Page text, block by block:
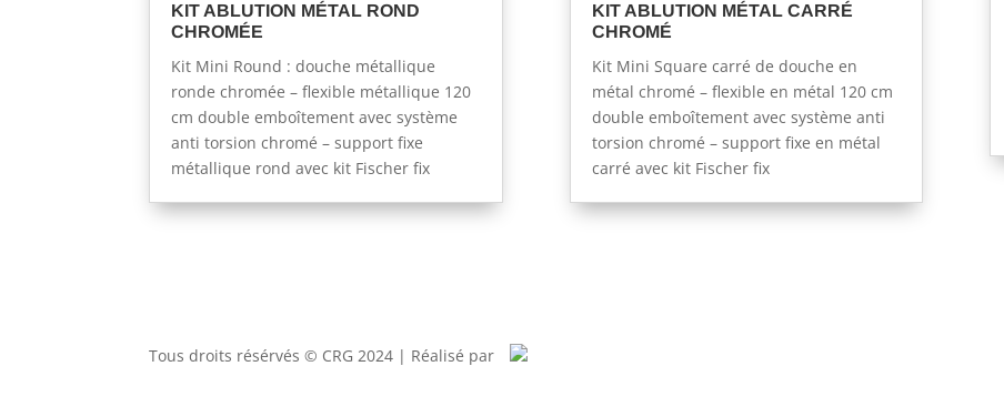
KIT ABLUTION MÉTAL ROND
CHROMÉE
Kit Mini Round : douche métallique
ronde chromée – flexible métallique 120
cm double emboîtement avec système
anti torsion chromé – support fixe
métallique rond avec kit Fischer fix
KIT ABLUTION MÉTAL CARRÉ
CHROMÉ
Kit Mini Square carré de douche en
métal chromé – flexible en métal 120 cm
double emboîtement avec système anti
torsion chromé – support fixe en métal
carré avec kit Fischer fix
Tous droits résérvés © CRG 2024 | Réalisé par